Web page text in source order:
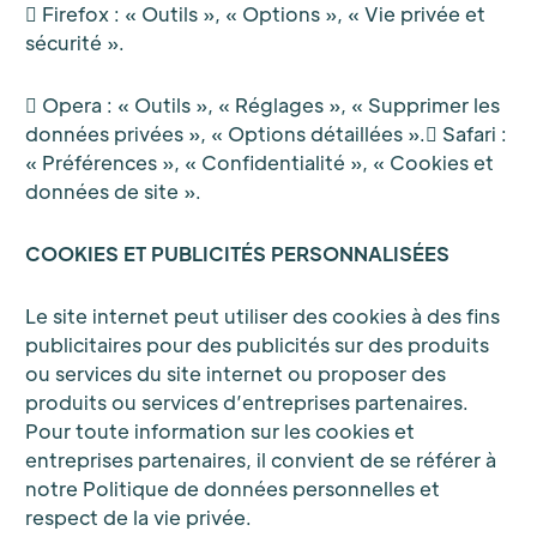
 Firefox : « Outils », « Options », « Vie privée et
sécurité ».
 Opera : « Outils », « Réglages », « Supprimer les
données privées », « Options détaillées ». Safari :
« Préférences », « Confidentialité », « Cookies et
données de site ».
COOKIES ET PUBLICITÉS PERSONNALISÉES
Le site internet peut utiliser des cookies à des fins
publicitaires pour des publicités sur des produits
ou services du site internet ou proposer des
produits ou services d’entreprises partenaires.
Pour toute information sur les cookies et
entreprises partenaires, il convient de se référer à
notre Politique de données personnelles et
respect de la vie privée.